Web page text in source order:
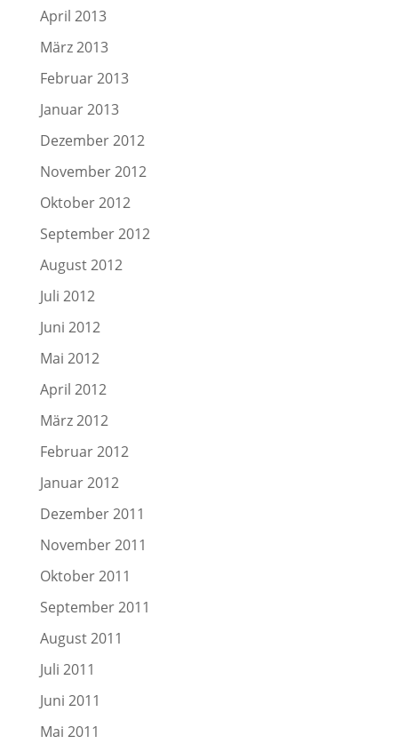
April 2013
März 2013
Februar 2013
Januar 2013
Dezember 2012
November 2012
Oktober 2012
September 2012
August 2012
Juli 2012
Juni 2012
Mai 2012
April 2012
März 2012
Februar 2012
Januar 2012
Dezember 2011
November 2011
Oktober 2011
September 2011
August 2011
Juli 2011
Juni 2011
Mai 2011